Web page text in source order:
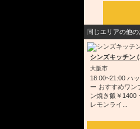
同じエリアの他
シンズキッチン
大阪市
18:00~21:00 ハ
ー おすすめワン
ン焼き飯￥1400
レモンライ...